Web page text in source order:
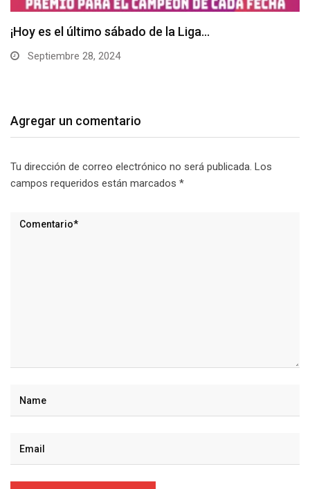
Septiembre te trae la Liga Divisapay
Septiembre 4, 2024
Agregar un comentario
Tu dirección de correo electrónico no será publicada. Los
campos requeridos están marcados *